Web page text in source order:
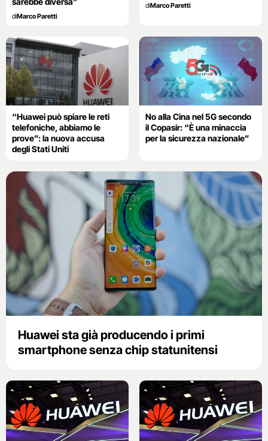
diMarco Paretti
diMarco Paretti
“Huawei può spiare le reti
telefoniche, abbiamo le
prove”: la nuova accusa
degli Stati Uniti
No alla Cina nel 5G secondo
il Copasir: “È una minaccia
per la sicurezza nazionale”
Huawei sta già producendo i primi
smartphone senza chip statunitensi